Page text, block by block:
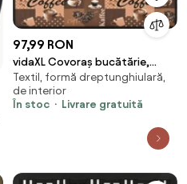
97,99 RON
vidaXL Covoraș bucătărie,
lavabil, maro model cafea,
45x150 cm
Textil, formă dreptunghiulară,
de interior
În stoc
Livrare gratuită